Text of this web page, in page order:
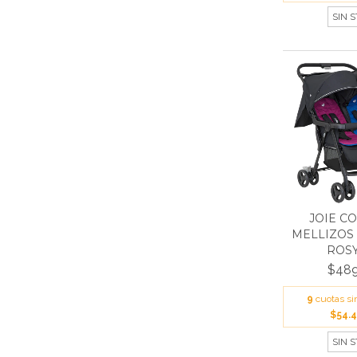
SIN
JOIE
9 cuotas
SIN